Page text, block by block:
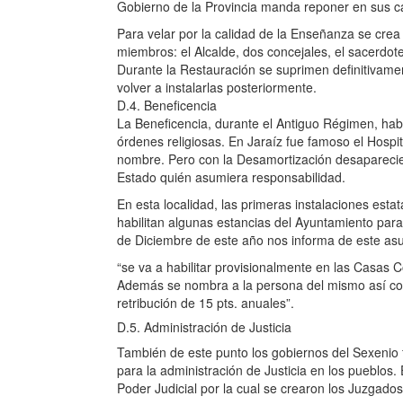
Gobierno de la Provincia manda reponer en sus
Para velar por la calidad de la Enseñanza se
miembros: el Alcalde, dos concejales, el
Durante la Restauración se suprimen
volver a instalarlas posteriormente.
D.4. Beneficencia
La Beneficencia, durante el Antiguo Régimen,
órdenes religiosas. En Jaraíz fue famoso el
nombre. Pero con la Desamortización
Estado quién asumiera responsabilidad.
En esta localidad, las primeras instalaciones
habilitan algunas estancias del Ayuntamiento
de Diciembre de este año nos informa de este
“se va a habilitar provisionalmente en las Casas
Además se nombra a la persona del mismo así
retribución de 15 pts. anuales”.
D.5. Administración de Justicia
También de este punto los gobiernos del
para la administración de Justicia en los
Poder Judicial por la cual se crearon los